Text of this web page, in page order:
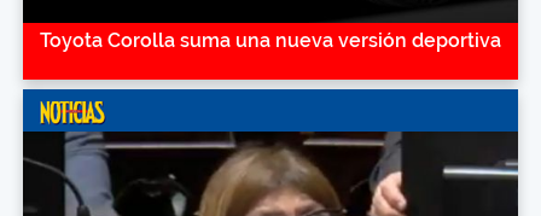
Toyota Corolla suma una nueva versión deportiva